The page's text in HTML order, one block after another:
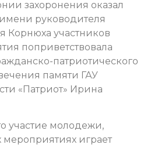
захоронения оказал
руководителя
Корнюха участников
поприветствовала
патриотического
памяти ГАУ
«Патриот» Ирина
участие молодежи,
играет